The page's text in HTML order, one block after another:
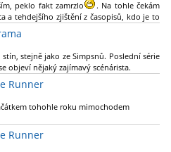
tomu škodí to všechno kolem
nezasloužilo by si to zářez jen kvůli tomu.
peklo fakt zamrzlo
. Na tohle čekám
a tehdejšího zjištění z časopisů, kdo je to
kniha zač), přičemž 25 let (od Matrixu,
do povědomí i obyčejného diváka a
doufám, že si po řadě "duchovních
In The Shell, Alita: Battle Angel,
2049, Cyberpunk 2077, atd.), někdo
se kterou to všechno začalo.
se tiše modlit a doufat, že to bude stát za
na seriál a nikoliv film, snad tvůrci tu
stejně jako ze Simpsnů. Poslední série
objeví nějaký zajímavý scénárista.
řada Ricka a Mortyho a já z úžasem zjistil,
Runner
tohohle roku mimochodem
Runner